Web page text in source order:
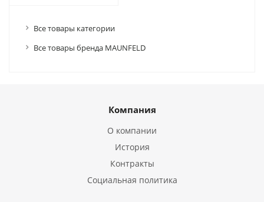
Все товары категории
Все товары бренда MAUNFELD
Компания
О компании
История
Контракты
Социальная политика